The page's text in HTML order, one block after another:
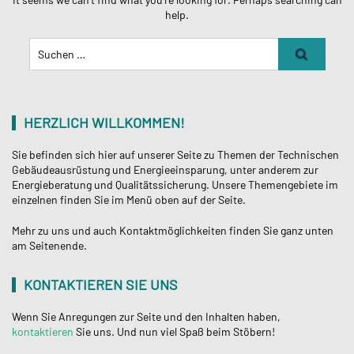
help.
Nach:
HERZLICH WILLKOMMEN!
Sie befinden sich hier auf unserer Seite zu Themen der Technischen
Gebäudeausrüstung und Energieeinsparung, unter anderem zur
Energieberatung und Qualitätssicherung. Unsere Themengebiete im
einzelnen finden Sie im Menü oben auf der Seite.
Mehr zu uns und auch Kontaktmöglichkeiten finden Sie ganz unten
am Seitenende.
KONTAKTIEREN SIE UNS
Wenn Sie Anregungen zur Seite und den Inhalten haben,
kontaktieren Sie uns. Und nun viel Spaß beim Stöbern!